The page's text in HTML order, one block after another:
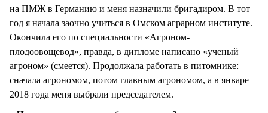
на ПМЖ в Германию и меня назначили бригадиром. В тот
год я начала заочно учиться в Омском аграрном институте.
Окончила его по специальности «Агроном-
плодоовощевод», правда, в дипломе написано «ученый
агроном» (смеется). Продолжала работать в питомнике:
сначала агрономом, потом главным агрономом, а в январе
2018 года меня выбрали председателем.